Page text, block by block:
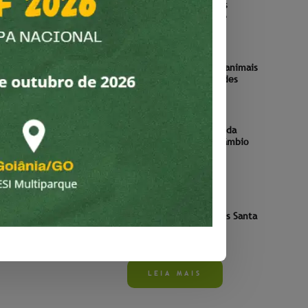
IFRN promove IV Seminário Boas
Práticas para a Sustentabilidade
3 AGOSTO 2022
Alunos do Ifac aprendem sobre animais
silvestres no Parque Chico Mendes
Estudante do Campus São João da
Barra é selecionada para intercâmbio
estudantes franceses no Campus Santa
Luzia
LEIA MAIS